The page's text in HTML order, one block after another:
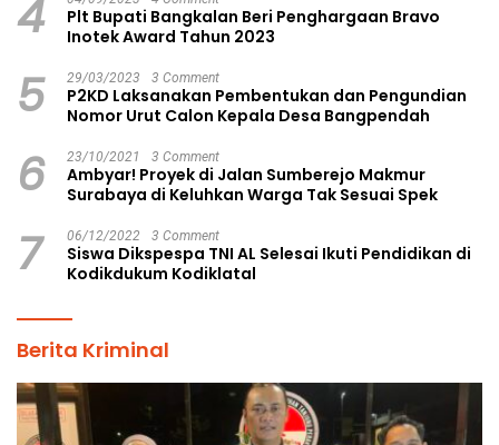
4
Plt Bupati Bangkalan Beri Penghargaan Bravo
Inotek Award Tahun 2023
5 29/03/2023 3 Comment
P2KD Laksanakan Pembentukan dan Pengundian
Nomor Urut Calon Kepala Desa Bangpendah
6 23/10/2021 3 Comment
Ambyar! Proyek di Jalan Sumberejo Makmur
Surabaya di Keluhkan Warga Tak Sesuai Spek
7 06/12/2022 3 Comment
Siswa Dikspespa TNI AL Selesai Ikuti Pendidikan di
Kodikdukum Kodiklatal
Berita Kriminal